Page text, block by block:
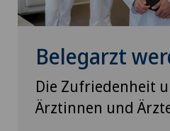
Belegarzt
Die Zufriedenheit
Ärztinnen und